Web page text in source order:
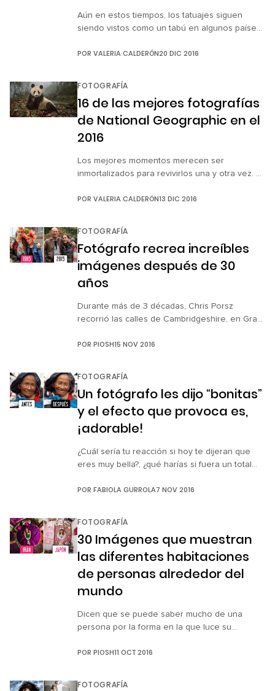
Aún en estos tiempos, los tatuajes siguen
siendo vistos como un tabú en algunos países.
emiten juicios sobre las capacidades
simplemente porque se basan en las
que aceptar que las mujeres con tatuajes,
cabello de colores y piercings, en realidad no
son diferentes […]
POR VALERIA CALDERÓN20 DIC 2016
FOTOGRAFÍA
16 de las mejores fotografías
de National Geographic en el
2016
Los mejores momentos merecen ser
inmortalizados para revivirlos una y otra vez. Es
recopilación de las mejores imágenes
edición presentó una galería con 52
alrededor del mundo. Curadas por 91
profesionales y elegidas entre más de 2
millones de fotografías, muestra […]
POR VALERIA CALDERÓN13 DIC 2016
FOTOGRAFÍA
Fotógrafo recrea increíbles
imágenes después de 30
años
Durante más de 3 décadas, Chris Porsz
recorrió las calles de Cambridgeshire, en Gran
que aparecían todo tipo de personajes en el
profesión, Porsz siempre fue un aficionado a la
40 años […]
POR PIOSH15 NOV 2016
FOTOGRAFÍA
Un fotógrafo les dijo “bonitas”
y el efecto que provoca es,
¡adorable!
¿Cuál sería tu reacción si hoy te dijeran que
eres muy bella?, ¿qué harías si fuera un total
cuello? Todos somos bellos de muchas formas,
‘palabras mágicas’ todo el tiempo, y lo más
les pasó a estas mujeres retratadas […]
POR FABIOLA GURROLA7 NOV 2016
FOTOGRAFÍA
30 Imágenes que muestran
las diferentes habitaciones
de personas alrededor del
mundo
Dicen que se puede saber mucho de una
persona por la forma en la que luce su
John Thackwray nos da la oportunidad de
través de My room project. Desde el 2010,
POR PIOSH11 OCT 2016
FOTOGRAFÍA